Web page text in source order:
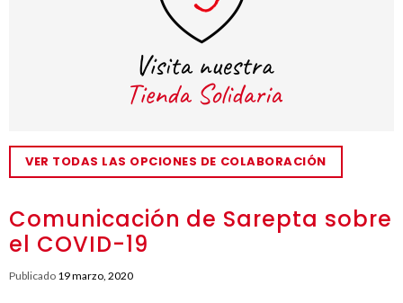
Comunicación de Sarepta sobre
el COVID-19
Publicado 19 marzo, 2020
VER TODAS LAS OPCIONES DE COLABORACIÓN